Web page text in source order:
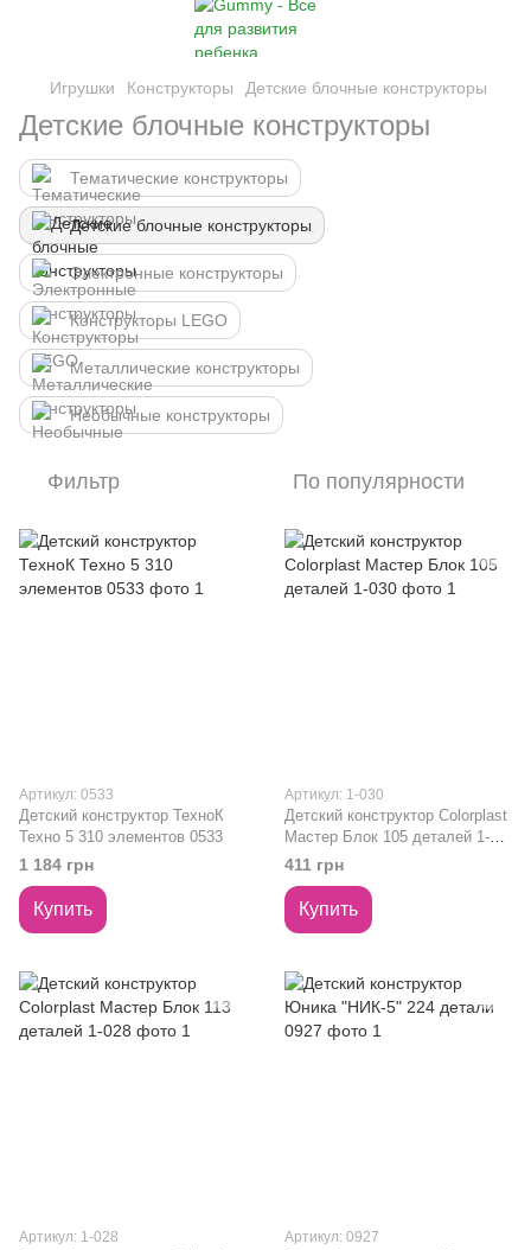
Игрушки Конструкторы Детские блочные конструкторы
Детские блочные конструкторы
Тематические конструкторы
Детские блочные конструкторы
Электронные конструкторы
Конструкторы LEGO
Металлические конструкторы
Необычные конструкторы
Фильтр По популярности
Артикул: 0533
Детский конструктор ТехноК
Техно 5 310 элементов 0533
1 184 грн
Купить
Артикул: 1-030
Детский конструктор Colorplast
Мастер Блок 105 деталей 1-
030
411 грн
Купить
Артикул: 1-028 Артикул: 0927